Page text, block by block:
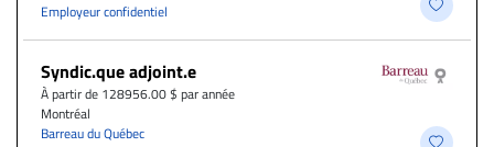
Employeur confidentiel
Syndic.que adjoint.e
À partir de 128956.00 $ par année
Montréal
Barreau du Québec